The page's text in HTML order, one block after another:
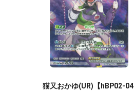
猫又おかゆ(UR)【hBP02-04